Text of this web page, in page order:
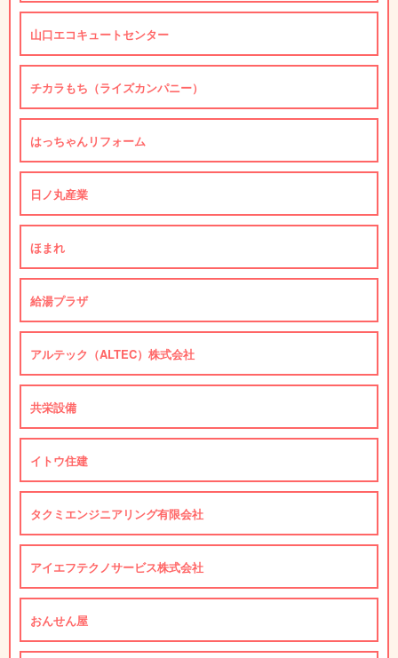
山口エコキュートセンター
チカラもち（ライズカンパニー）
はっちゃんリフォーム
日ノ丸産業
ほまれ
給湯プラザ
アルテック（ALTEC）株式会社
共栄設備
イトウ住建
タクミエンジニアリング有限会社
アイエフテクノサービス株式会社
おんせん屋